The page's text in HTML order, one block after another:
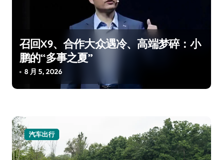
召回X9、合作大众遇冷、高端梦碎：小
鹏的“多事之夏”
8 月 5, 2026
汽车出行